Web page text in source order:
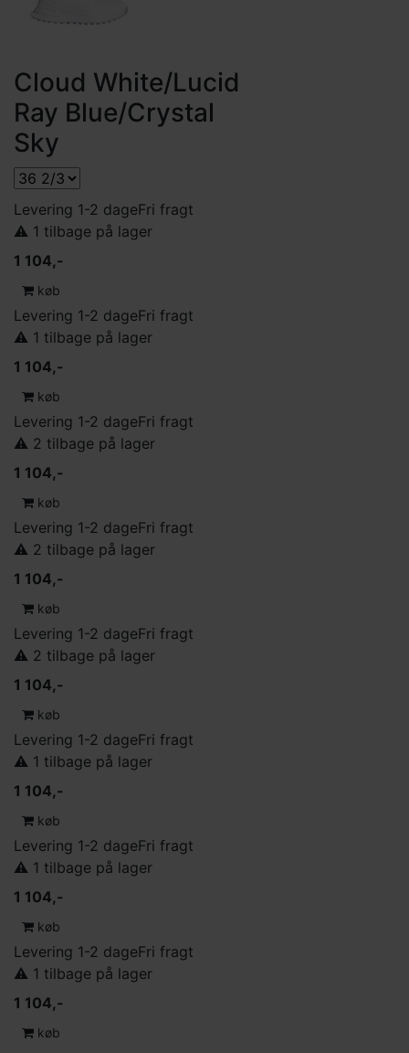
Cloud White/Lucid
Ray Blue/Crystal
Sky
Levering 1-2 dageFri fragt
⚠️ 1 tilbage på lager
1 104,-
køb
Levering 1-2 dageFri fragt
⚠️ 1 tilbage på lager
1 104,-
køb
Levering 1-2 dageFri fragt
⚠️ 2 tilbage på lager
1 104,-
køb
Levering 1-2 dageFri fragt
⚠️ 2 tilbage på lager
1 104,-
køb
Levering 1-2 dageFri fragt
⚠️ 2 tilbage på lager
1 104,-
køb
Levering 1-2 dageFri fragt
⚠️ 1 tilbage på lager
1 104,-
køb
Levering 1-2 dageFri fragt
⚠️ 1 tilbage på lager
1 104,-
køb
Levering 1-2 dageFri fragt
⚠️ 1 tilbage på lager
1 104,-
køb